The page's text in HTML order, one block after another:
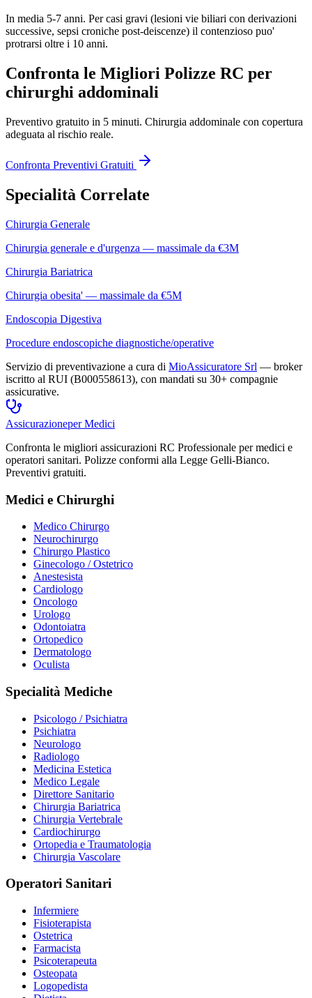
In media 5-7 anni. Per casi gravi (lesioni vie biliari con derivazioni
successive, sepsi croniche post-deiscenze) il contenzioso puo'
protrarsi oltre i 10 anni.
Confronta le Migliori Polizze RC per
chirurghi addominali
Preventivo gratuito in 5 minuti. Chirurgia addominale con copertura
adeguata al rischio reale.
Confronta Preventivi Gratuiti
Specialità Correlate
Chirurgia Generale
Chirurgia generale e d'urgenza — massimale da €3M
Chirurgia Bariatrica
Chirurgia obesita' — massimale da €5M
Endoscopia Digestiva
Procedure endoscopiche diagnostiche/operative
Servizio di preventivazione a cura di MioAssicuratore Srl — broker
iscritto al RUI (B000558613), con mandati su 30+ compagnie
assicurative.
Assicurazioneper Medici
Confronta le migliori assicurazioni RC Professionale per medici e
operatori sanitari. Polizze conformi alla Legge Gelli-Bianco.
Preventivi gratuiti.
Medici e Chirurghi
Medico Chirurgo
Neurochirurgo
Chirurgo Plastico
Ginecologo / Ostetrico
Anestesista
Cardiologo
Oncologo
Urologo
Odontoiatra
Ortopedico
Dermatologo
Oculista
Specialità Mediche
Psicologo / Psichiatra
Psichiatra
Neurologo
Radiologo
Medicina Estetica
Medico Legale
Direttore Sanitario
Chirurgia Bariatrica
Chirurgia Vertebrale
Cardiochirurgo
Ortopedia e Traumatologia
Chirurgia Vascolare
Operatori Sanitari
Infermiere
Fisioterapista
Ostetrica
Farmacista
Psicoterapeuta
Osteopata
Logopedista